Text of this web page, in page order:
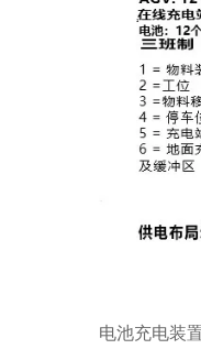
电池充电装